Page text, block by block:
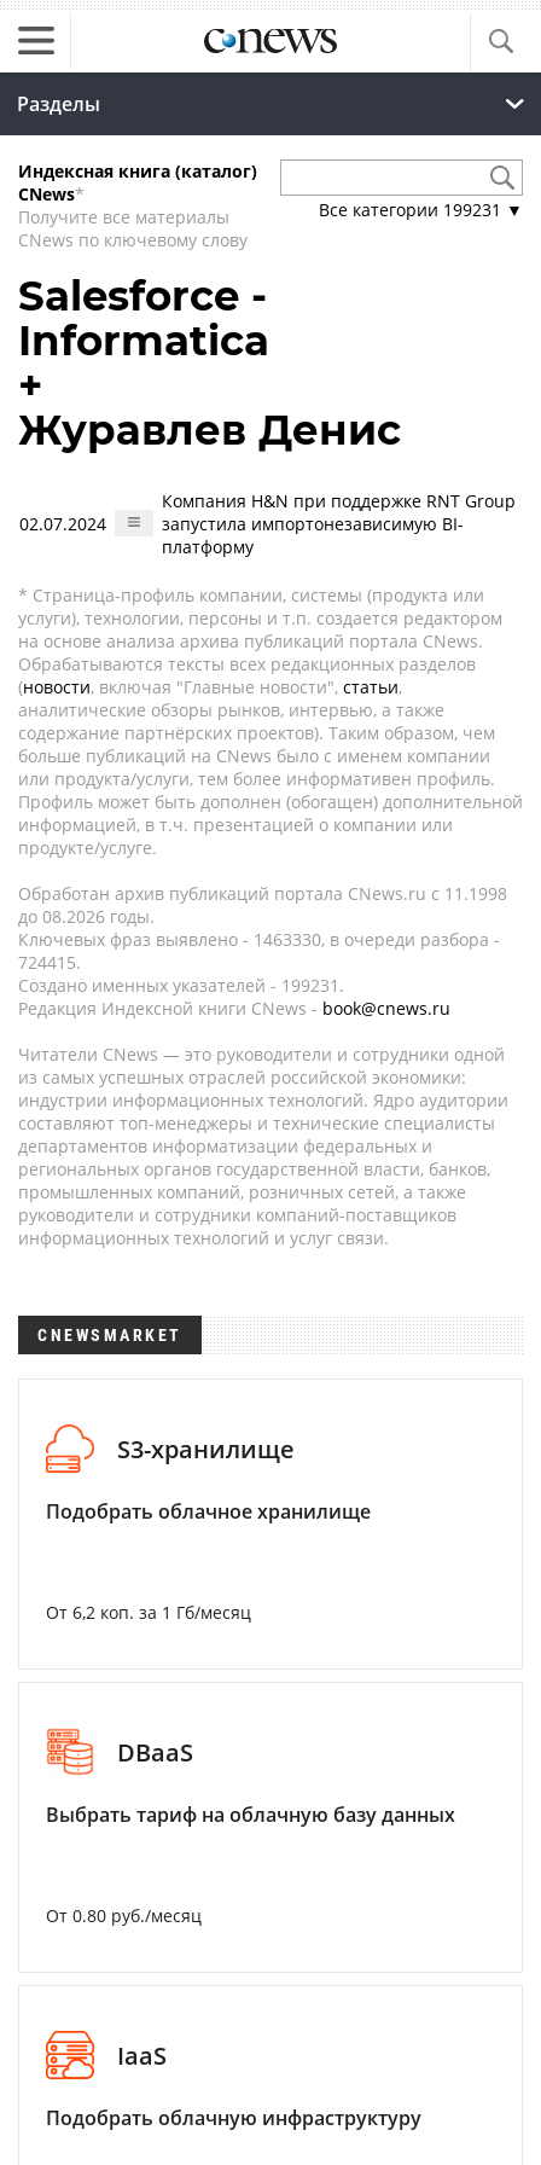
Разделы
Индексная книга (каталог)
CNews*
Получите все материалы
CNews по ключевому слову
Все категории 199231 ▼
Salesforce -
Informatica
+
Журавлев Денис
02.07.2024
Компания H&N при поддержке RNT Group
запустила импортонезависимую BI-
платформу
* Страница-профиль компании, системы (продукта или
услуги), технологии, персоны и т.п. создается редактором
на основе анализа архива публикаций портала CNews.
Обрабатываются тексты всех редакционных разделов
(новости, включая "Главные новости", статьи,
аналитические обзоры рынков, интервью, а также
содержание партнёрских проектов). Таким образом, чем
больше публикаций на CNews было с именем компании
или продукта/услуги, тем более информативен профиль.
Профиль может быть дополнен (обогащен) дополнительной
информацией, в т.ч. презентацией о компании или
продукте/услуге.
Обработан архив публикаций портала CNews.ru c 11.1998
до 08.2026 годы.
Ключевых фраз выявлено - 1463330, в очереди разбора -
724415.
Создано именных указателей - 199231.
Редакция Индексной книги CNews - book@cnews.ru
Читатели CNews — это руководители и сотрудники одной
из самых успешных отраслей российской экономики:
индустрии информационных технологий. Ядро аудитории
составляют топ-менеджеры и технические специалисты
департаментов информатизации федеральных и
региональных органов государственной власти, банков,
промышленных компаний, розничных сетей, а также
руководители и сотрудники компаний-поставщиков
информационных технологий и услуг связи.
CNEWSMARKET
S3-хранилище
Подобрать облачное хранилище
От 6,2 коп. за 1 Гб/месяц
DBaaS
Выбрать тариф на облачную базу данных
От 0.80 руб./месяц
IaaS
Подобрать облачную инфраструктуру